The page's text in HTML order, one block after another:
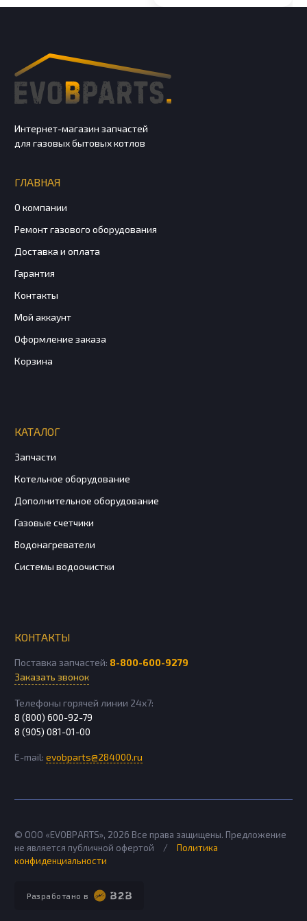
0,83-1шт, Винты
Интернет-магазин запчастей
для газовых бытовых котлов
ГЛАВНАЯ
О компании
Ремонт газового оборудования
Доставка и оплата
Гарантия
Контакты
Мой аккаунт
Оформление заказа
Корзина
КАТАЛОГ
Запчасти
Котельное оборудование
Дополнительное оборудование
Газовые счетчики
Водонагреватели
Системы водоочистки
КОНТАКТЫ
Поставка запчастей: 8-800-600-9279
Заказать звонок
Телефоны горячей линии 24х7:
8 (800) 600-92-79
8 (905) 081-01-00
E-mail: evobparts@284000.ru
Разработано в
© ООО «EVOBPARTS», 2026 Все права защищены. Предложение
не является публичной офертой
/
Политика
конфиденциальности